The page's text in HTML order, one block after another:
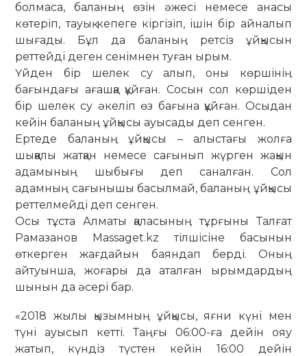
болмаса, баланың өзін әжесі немесе анасы
көтеріп, тауық кепеге кіргізіп, ішін бір айналып
шығады. Бұл да баланың ретсіз ұйқысын
реттейді деген сенімнен туған ырым.
Үйден бір шелек су алып, оны көршінің
бағындағы ағашқа құйған. Сосын сол көршіден
бір шелек су әкеліп өз бағына құйған. Осыдан
кейін баланың ұйқысы ауысады деп сенген.
Ертеде баланың ұйқысы – алыстағы жолға
шыққалы жатқан немесе сағынып жүрген жақын
адамының шыбығы деп саналған. Сол
адамның сағынышы басылмай, баланың ұйқысы
реттелмейді деп сенген.
Осы тұста Алматы қаласының тұрғыны Талғат
Рамазанов Massaget.kz тілшісіне басынын
өткерген жағдайын баяндап берді. Оның
айтуынша, жоғары да аталған ырымдардың
шынын да әсері бар.
«2018 жылы қызымның ұйқысы, яғни күні мен
түні ауысып кетті. Таңғы 06:00-ға дейін ояу
жатып, күндіз түстен кейін 16:00 дейін